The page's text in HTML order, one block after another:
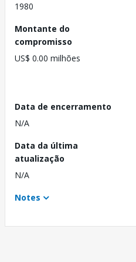
1980
Montante do
compromisso
US$ 0.00 milhões
Data de encerramento
N/A
Data da última
atualização
N/A
Notes